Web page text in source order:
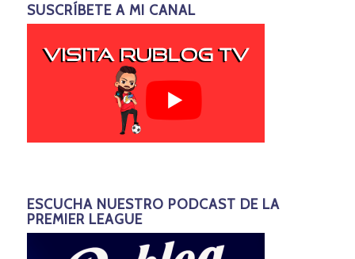
SUSCRÍBETE A MI CANAL
ESCUCHA NUESTRO PODCAST DE LA
PREMIER LEAGUE